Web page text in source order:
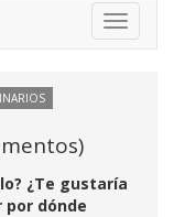
Toggle
¿Te gustaría
por dónde